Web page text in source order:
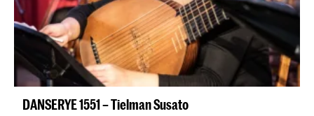
DANSERYE 1551 – Tielman Susato